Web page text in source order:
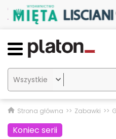

Strona główna Zabawki
Koniec serii